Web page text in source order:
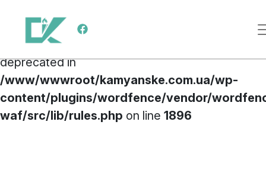
Deprecated
: preg_replace(): Passing null to
parameter #3 ($subject) of type array|string is
deprecated in
/www/wwwroot/kamyanske.com.ua/wp-
content/plugins/wordfence/vendor/
waf/src/lib/rules.php on line 1896
Main Navigation